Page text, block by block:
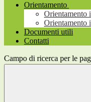
Orientamento
Orientamento
Orientamento
Documenti utili
Contatti
Campo di ricerca per le